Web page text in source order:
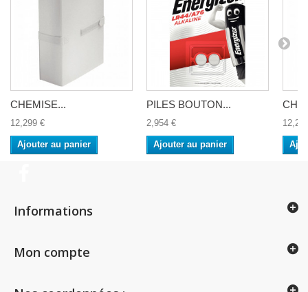
CHEMISE...
12,299 €
Ajouter au panier
PILES BOUTON...
2,954 €
Ajouter au panier
Informations
Mon compte